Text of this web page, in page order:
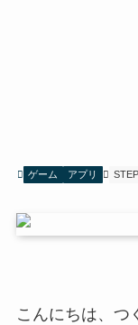
ゲーム アプリ
こんにちは、つ